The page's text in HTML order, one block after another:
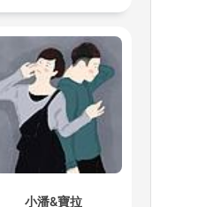
小潘&寶拉